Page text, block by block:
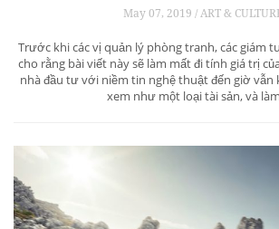
May 07, 2019 / ART &
Trước khi các vị quản lý phòng tranh, các giám
cho rằng bài viết này sẽ làm mất đi tính giá trị
nhà đầu tư với niềm tin nghệ thuật đến giờ
xem như một loại tài sản, và